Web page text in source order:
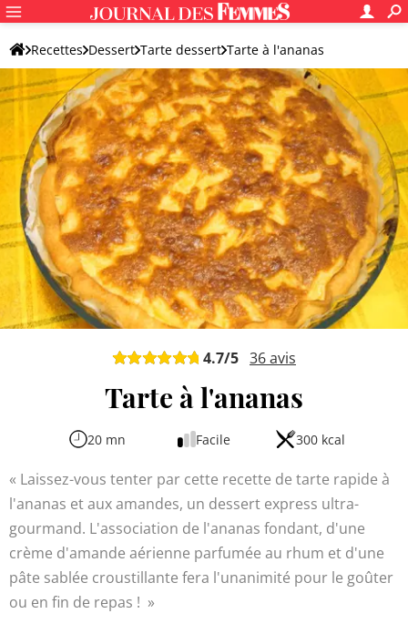
Recettes Dessert Tarte dessert Tarte à l'ananas
4.7/5 36avis
Tarte à l'ananas
20 mn Facile 300 kcal
Laissez-vous tenter par cette recette de tarte rapide à
l'ananas et aux amandes, un dessert express ultra-
gourmand. L'association de l'ananas fondant, d'une
crème d'amande aérienne parfumée au rhum et d'une
pâte sablée croustillante fera l'unanimité pour le goûter
ou en fin de repas !